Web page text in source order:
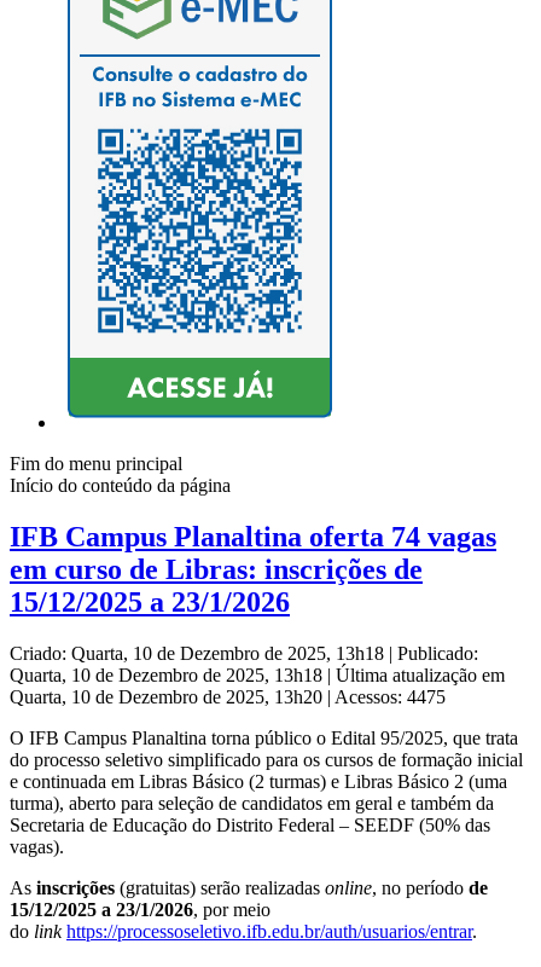
Fim do menu principal
Início do conteúdo da página
IFB Campus Planaltina oferta 74 vagas
em curso de Libras: inscrições de
15/12/2025 a 23/1/2026
Criado: Quarta, 10 de Dezembro de 2025, 13h18 | Publicado:
Quarta, 10 de Dezembro de 2025, 13h18 | Última atualização em
Quarta, 10 de Dezembro de 2025, 13h20 | Acessos: 4475
O IFB Campus Planaltina torna público o Edital 95/2025, que trata
do processo seletivo simplificado para os cursos de formação inicial
e continuada em Libras Básico (2 turmas) e Libras Básico 2 (uma
turma), aberto para seleção de candidatos em geral e também da
Secretaria de Educação do Distrito Federal – SEEDF (50% das
vagas).
As inscrições (gratuitas) serão realizadas online, no período de
15/12/2025 a 23/1/2026, por meio
do linkhttps://processoseletivo.ifb.edu.br/auth/usuarios/entrar.